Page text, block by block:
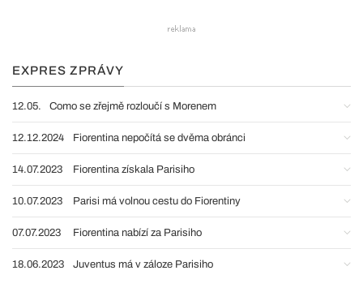
EXPRES ZPRÁVY
12.05. Como se zřejmě rozloučí s Morenem
12.12.2024 Fiorentina nepočítá se dvěma obránci
14.07.2023 Fiorentina získala Parisiho
10.07.2023 Parisi má volnou cestu do Fiorentiny
07.07.2023 Fiorentina nabízí za Parisiho
18.06.2023 Juventus má v záloze Parisiho